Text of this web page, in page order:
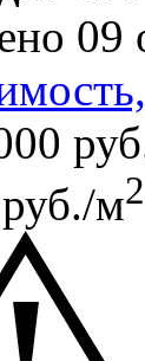
09
м2